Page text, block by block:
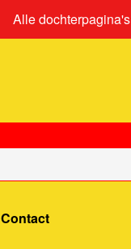
Alle dochterpagina's
Contact